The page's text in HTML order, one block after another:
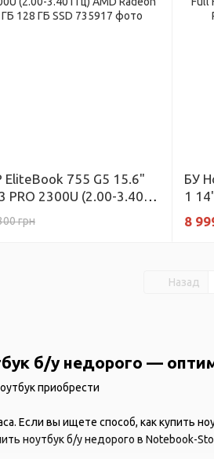
б/у недорого —
Если вы ищете способ, как купить
ноутбук б/у недорого в Notebook-
EliteBook 755 G5 15.6"
PRO 2300U (2.00-3.40
грн
БУ
1
8
Назад